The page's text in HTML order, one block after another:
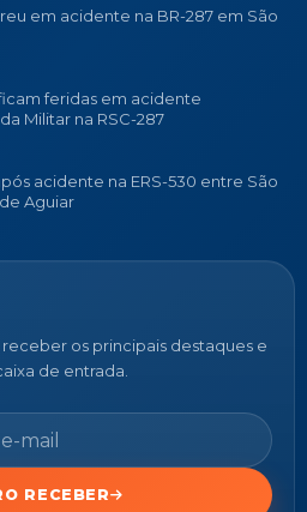
em acidente na BR-287 em São
feridas em acidente
Militar na RSC-287
acidente na ERS-530 entre São
Aguiar
os principais destaques e
de entrada.
RECEBER